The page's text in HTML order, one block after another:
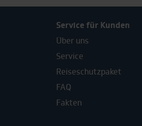
Service für Kunden
Über uns
Service
Reiseschutzpaket
FAQ
Fakten